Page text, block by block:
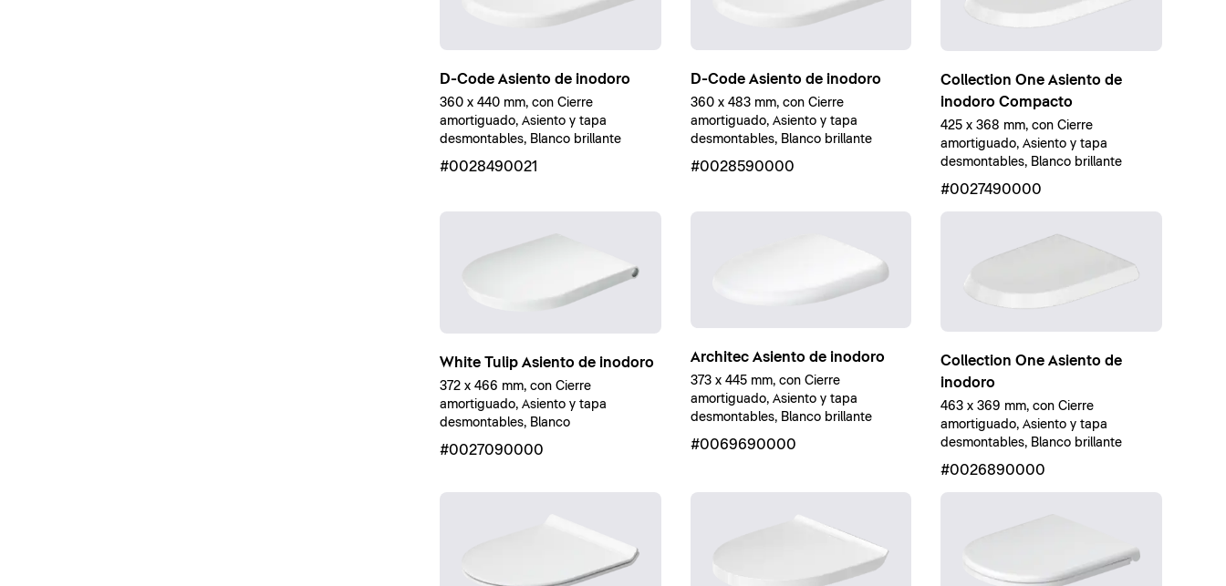
D-Code Asiento de inodoro
360 x 440 mm, con Cierre
amortiguado, Asiento y tapa
desmontables, Blanco brillante
#0028490021
D-Code Asiento de inodoro
360 x 483 mm, con Cierre
amortiguado, Asiento y tapa
desmontables, Blanco brillante
#0028590000
Collection One Asiento de
inodoro Compacto
425 x 368 mm, con Cierre
amortiguado, Asiento y tapa
desmontables, Blanco brillante
#0027490000
White Tulip Asiento de inodoro
372 x 466 mm, con Cierre
amortiguado, Asiento y tapa
desmontables, Blanco
#0027090000
Architec Asiento de inodoro
373 x 445 mm, con Cierre
amortiguado, Asiento y tapa
desmontables, Blanco brillante
#0069690000
Collection One Asiento de
inodoro
463 x 369 mm, con Cierre
amortiguado, Asiento y tapa
desmontables, Blanco brillante
#0026890000